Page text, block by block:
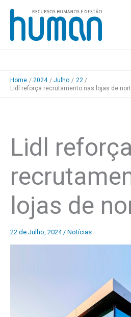
Skip
content
Home 2024 Julho
22
Lidl reforça recrutamento nas lojas de
Lidl reforça
lojas de
22 de Julho, 2024 / Notícias